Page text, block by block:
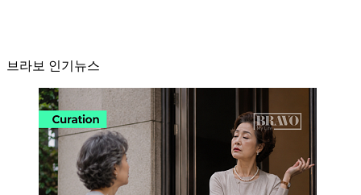
브라보 인기뉴스